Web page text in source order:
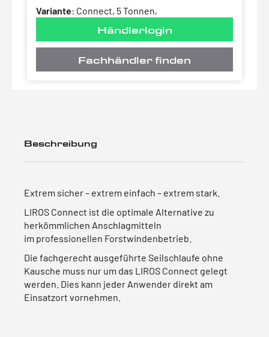
Variante: Connect, 5 Tonnen,
Händlerlogin
Fachhändler finden
Beschreibung
Extrem sicher – extrem einfach – extrem stark.
LIROS Connect ist die optimale Alternative zu
herkömmlichen Anschlagmitteln
im professionellen Forstwindenbetrieb.
Die fachgerecht ausgeführte Seilschlaufe ohne
Kausche muss nur um das LIROS Connect gelegt
werden. Dies kann jeder Anwender direkt am
Einsatzort vornehmen.